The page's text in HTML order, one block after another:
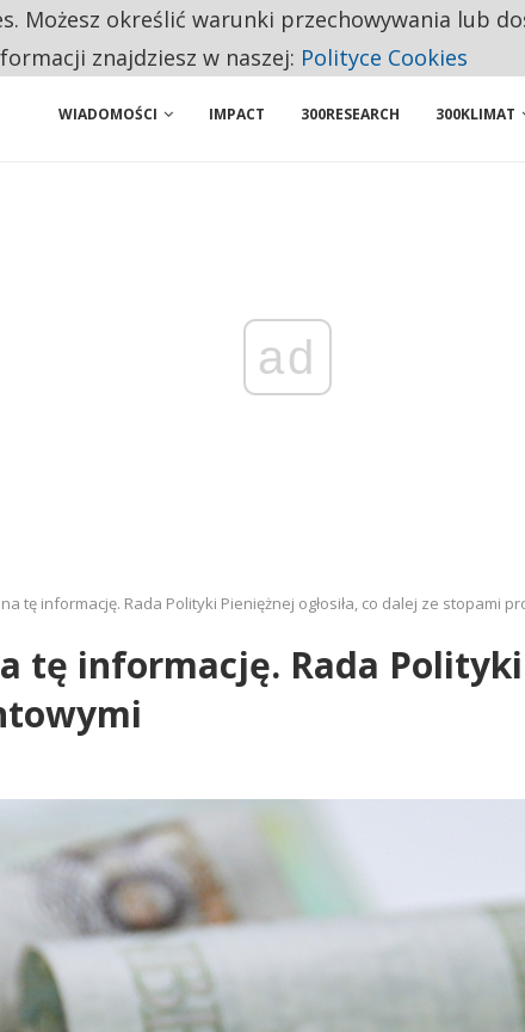
WIELU KANDYDATÓW NIE ROZPOCZYNA PRACY
WIADOMOŚCI IMPACT 300RESEARCH 300KLIMAT
ad
tę informację. Rada Polityki Pieniężnej ogłosiła, co dalej ze stopami
tę informację. Rada Polityki
Możesz określić warunki przechowywania lub
znajdziesz w naszej: Polityce Cookies